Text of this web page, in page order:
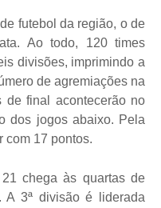
futebol da região, o de
Ao todo, 120 times
divisões, imprimindo a
de agremiações na
de final acontecerão no
dos jogos abaixo. Pela
com 17 pontos.
chega às quartas de
A 3ª divisão é liderada